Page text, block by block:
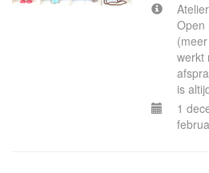
Open
werkt
is
1